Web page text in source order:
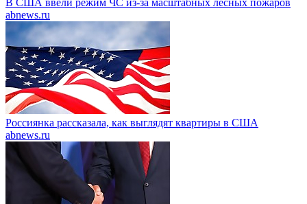
В США ввели режим ЧС из-за масштабных лесных пожаров
abnews.ru
Россиянка рассказала, как выглядят квартиры в США
abnews.ru